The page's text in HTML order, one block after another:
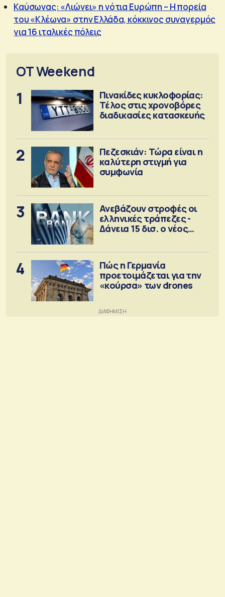
Καύσωνας: «Λιώνει» η νότια Ευρώπη – Η πορεία
του «Κλέωνα» στην Ελλάδα, κόκκινος συναγερμός
για 16 ιταλικές πόλεις
OT Weekend
1
Πινακίδες κυκλοφορίας:
Τέλος στις χρονοβόρες
διαδικασίες κατασκευής
2
Πεζεσκιάν: Τώρα είναι η
καλύτερη στιγμή για
συμφωνία
3
Ανεβάζουν στροφές οι
ελληνικές τράπεζες -
Δάνεια 15 δισ. ο νέος
4
Πώς η Γερμανία
προετοιμάζεται για την
«κούρσα» των drones